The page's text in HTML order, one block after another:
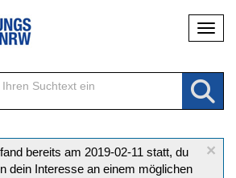
×
bereits am 2019-02-11 statt, du
dein Interesse an einem möglichen